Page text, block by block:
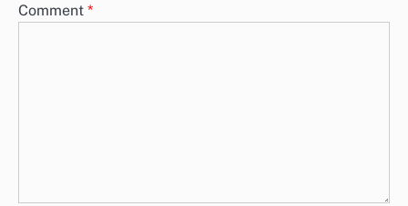
Comment *